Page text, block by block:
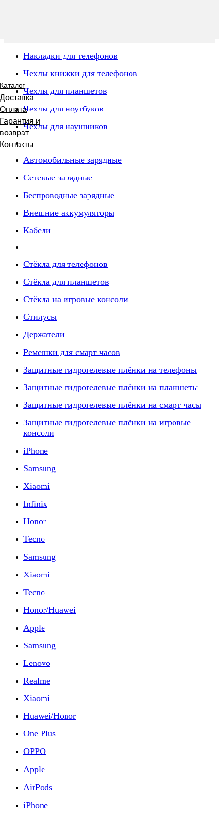
Каталог
Доставка
Оплата
Гарантия и
возврат
Контакты
Накладки для телефонов
Чехлы книжки для телефонов
Чехлы для планшетов
Чехлы для ноутбуков
Чехлы для наушников
Автомобильные зарядные
Сетевые зарядные
Беспроводные зарядные
Внешние аккумуляторы
Кабели
Стёкла для телефонов
Стёкла для планшетов
Стёкла на игровые консоли
Стилусы
Держатели
Ремешки для смарт часов
Защитные гидрогелевые плёнки на телефоны
Защитные гидрогелевые плёнки на планшеты
Защитные гидрогелевые плёнки на смарт часы
Защитные гидрогелевые плёнки на игровые
консоли
iPhone
Samsung
Xiaomi
Infinix
Honor
Tecno
Samsung
Xiaomi
Tecno
Honor/Huawei
Apple
Samsung
Lenovo
Realme
Xiaomi
Huawei/Honor
One Plus
OPPO
Apple
AirPods
iPhone